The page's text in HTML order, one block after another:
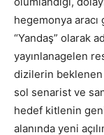
hegemonya aracı
“Yandaş” olarak
yayınlanagelen
dizilerin beklenen
sol senarist ve
hedef kitlenin
alanında yeni